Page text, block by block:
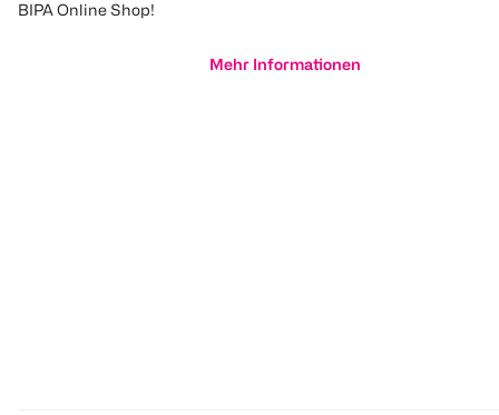
BIPA Online Shop!
Mehr Informationen